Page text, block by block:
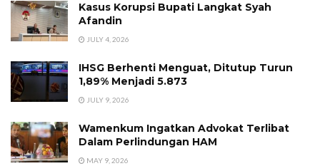
Kasus Korupsi Bupati Langkat Syah
Afandin
JULY 4, 2026
IHSG Berhenti Menguat, Ditutup Turun
1,89% Menjadi 5.873
JULY 9, 2026
Wamenkum Ingatkan Advokat Terlibat
Dalam Perlindungan HAM
MAY 9, 2026